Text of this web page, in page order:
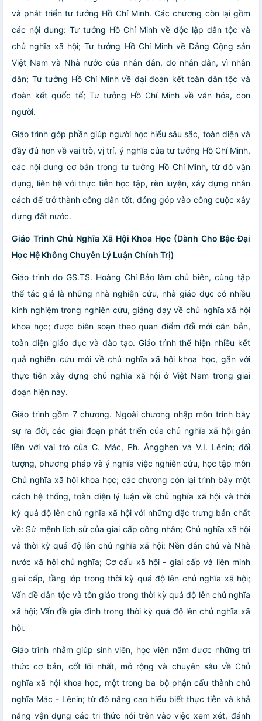
và phát triển tư tưởng Hồ Chí Minh. Các chương còn lại gồm
các nội dung: Tư tưởng Hồ Chí Minh về độc lập dân tộc và
chủ nghĩa xã hội; Tư tưởng Hồ Chí Minh về Đảng Cộng sản
Việt Nam và Nhà nước của nhân dân, do nhân dân, vì nhân
dân; Tư tưởng Hồ Chí Minh về đại đoàn kết toàn dân tộc và
đoàn kết quốc tế; Tư tưởng Hồ Chí Minh về văn hóa, con
người.
Giáo trình góp phần giúp người học hiểu sâu sắc, toàn diện và
đầy đủ hơn về vai trò, vị trí, ý nghĩa của tư tưởng Hồ Chí Minh,
các nội dung cơ bản trong tư tưởng Hồ Chí Minh, từ đó vận
dụng, liên hệ với thực tiễn học tập, rèn luyện, xây dựng nhân
cách để trở thành công dân tốt, đóng góp vào công cuộc xây
dựng đất nước.
Giáo Trình Chủ Nghĩa Xã Hội Khoa Học (Dành Cho Bậc Đại
Học Hệ Không Chuyên Lý Luận Chính Trị)
Giáo trình do GS.TS. Hoàng Chí Bảo làm chủ biên, cùng tập
thể tác giả là những nhà nghiên cứu, nhà giáo dục có nhiều
kinh nghiệm trong nghiên cứu, giảng dạy về chủ nghĩa xã hội
khoa học; được biên soạn theo quan điểm đổi mới căn bản,
toàn diện giáo dục và đào tạo. Giáo trình thể hiện nhiều kết
quả nghiên cứu mới về chủ nghĩa xã hội khoa học, gắn với
thực tiễn xây dựng chủ nghĩa xã hội ở Việt Nam trong giai
đoạn hiện nay.
Giáo trình gồm 7 chương. Ngoài chương nhập môn trình bày
sự ra đời, các giai đoạn phát triển của chủ nghĩa xã hội gắn
liền với vai trò của C. Mác, Ph. Ăngghen và V.I. Lênin; đối
tượng, phương pháp và ý nghĩa việc nghiên cứu, học tập môn
Chủ nghĩa xã hội khoa học; các chương còn lại trình bày một
cách hệ thống, toàn diện lý luận về chủ nghĩa xã hội và thời
kỳ quá độ lên chủ nghĩa xã hội với những đặc trưng bản chất
về: Sứ mệnh lịch sử của giai cấp công nhân; Chủ nghĩa xã hội
và thời kỳ quá độ lên chủ nghĩa xã hội; Nền dân chủ và Nhà
nước xã hội chủ nghĩa; Cơ cấu xã hội - giai cấp và liên minh
giai cấp, tầng lớp trong thời kỳ quá độ lên chủ nghĩa xã hội;
Vấn đề dân tộc và tôn giáo trong thời kỳ quá độ lên chủ nghĩa
xã hội; Vấn đề gia đình trong thời kỳ quá độ lên chủ nghĩa xã
hội.
Giáo trình nhằm giúp sinh viên, học viên nắm được những tri
thức cơ bản, cốt lõi nhất, mở rộng và chuyên sâu về Chủ
nghĩa xã hội khoa học, một trong ba bộ phận cấu thành chủ
nghĩa Mác - Lênin; từ đó nâng cao hiểu biết thực tiễn và khả
năng vận dụng các tri thức nói trên vào việc xem xét, đánh